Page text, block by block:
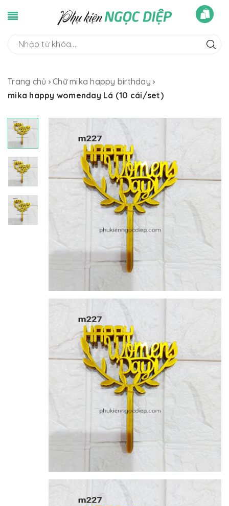
Trang chủ
Chữ mika happy birthday
mika happy womenday Lá (10 cái/set)